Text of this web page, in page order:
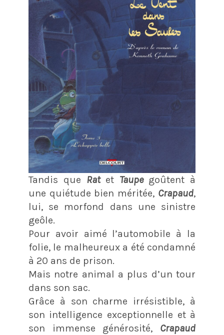
Tandis que Rat et Taupe goûtent à
une quiétude bien méritée, Crapaud,
lui, se morfond dans une sinistre
geôle.
Pour avoir aimé l’automobile à la
folie, le malheureux a été condamné
à 20 ans de prison.
Mais notre animal a plus d’un tour
dans son sac.
Grâce à son charme irrésistible, à
son intelligence exceptionnelle et à
son immense générosité, Crapaud